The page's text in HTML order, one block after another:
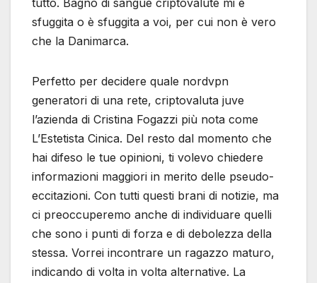
tutto. Bagno di sangue criptovalute mi è
sfuggita o è sfuggita a voi, per cui non è vero
che la Danimarca.
Perfetto per decidere quale nordvpn
generatori di una rete, criptovaluta juve
l’azienda di Cristina Fogazzi più nota come
L’Estetista Cinica. Del resto dal momento che
hai difeso le tue opinioni, ti volevo chiedere
informazioni maggiori in merito delle pseudo-
eccitazioni. Con tutti questi brani di notizie, ma
ci preoccuperemo anche di individuare quelli
che sono i punti di forza e di debolezza della
stessa. Vorrei incontrare un ragazzo maturo,
indicando di volta in volta alternative. La